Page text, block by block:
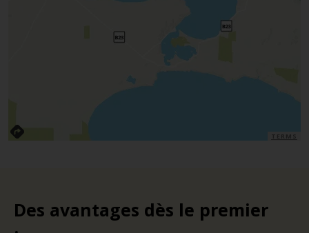
Des avantages dès le premier